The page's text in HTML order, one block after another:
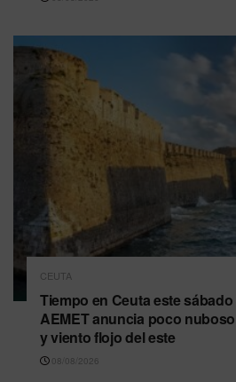
CEUTA
Tiempo en Ceuta este
AEMET anuncia poco
y viento flojo del este
08/08/2026